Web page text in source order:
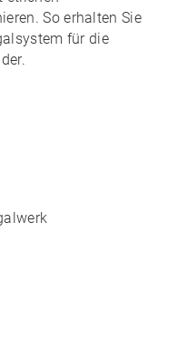
So erhalten Sie
für die